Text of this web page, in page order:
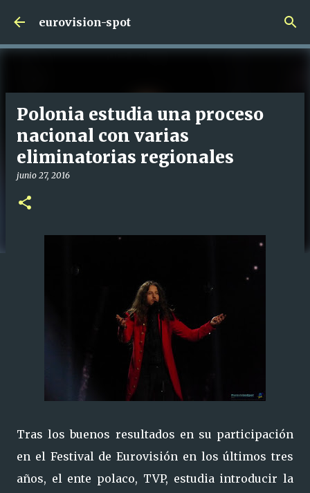
Ir al contenido principal
eurovision-spot
Polonia estudia una proceso
nacional con varias
eliminatorias regionales
junio 27, 2016
Tras los buenos resultados en su participación
en el Festival de Eurovisión en los últimos tres
años, el ente polaco, TVP, estudia introducir la